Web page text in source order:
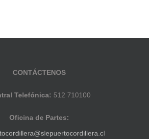
CONTÁCTENOS
Telefónica: 512 710100
Oficina de Partes: